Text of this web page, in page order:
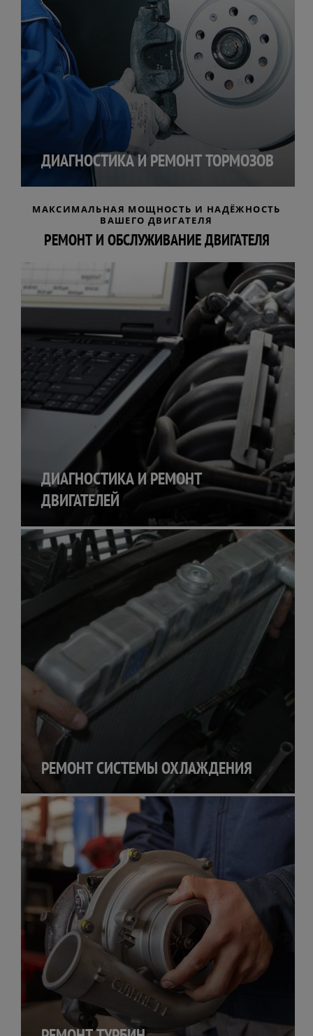
ДИАГНОСТИКА И РЕМОНТ ТОРМОЗОВ
МАКСИМАЛЬНАЯ МОЩНОСТЬ И НАДЁЖНОСТЬ
ВАШЕГО ДВИГАТЕЛЯ
РЕМОНТ И ОБСЛУЖИВАНИЕ ДВИГАТЕЛЯ
ДИАГНОСТИКА И РЕМОНТ
ДВИГАТЕЛЕЙ
РЕМОНТ СИСТЕМЫ ОХЛАЖДЕНИЯ